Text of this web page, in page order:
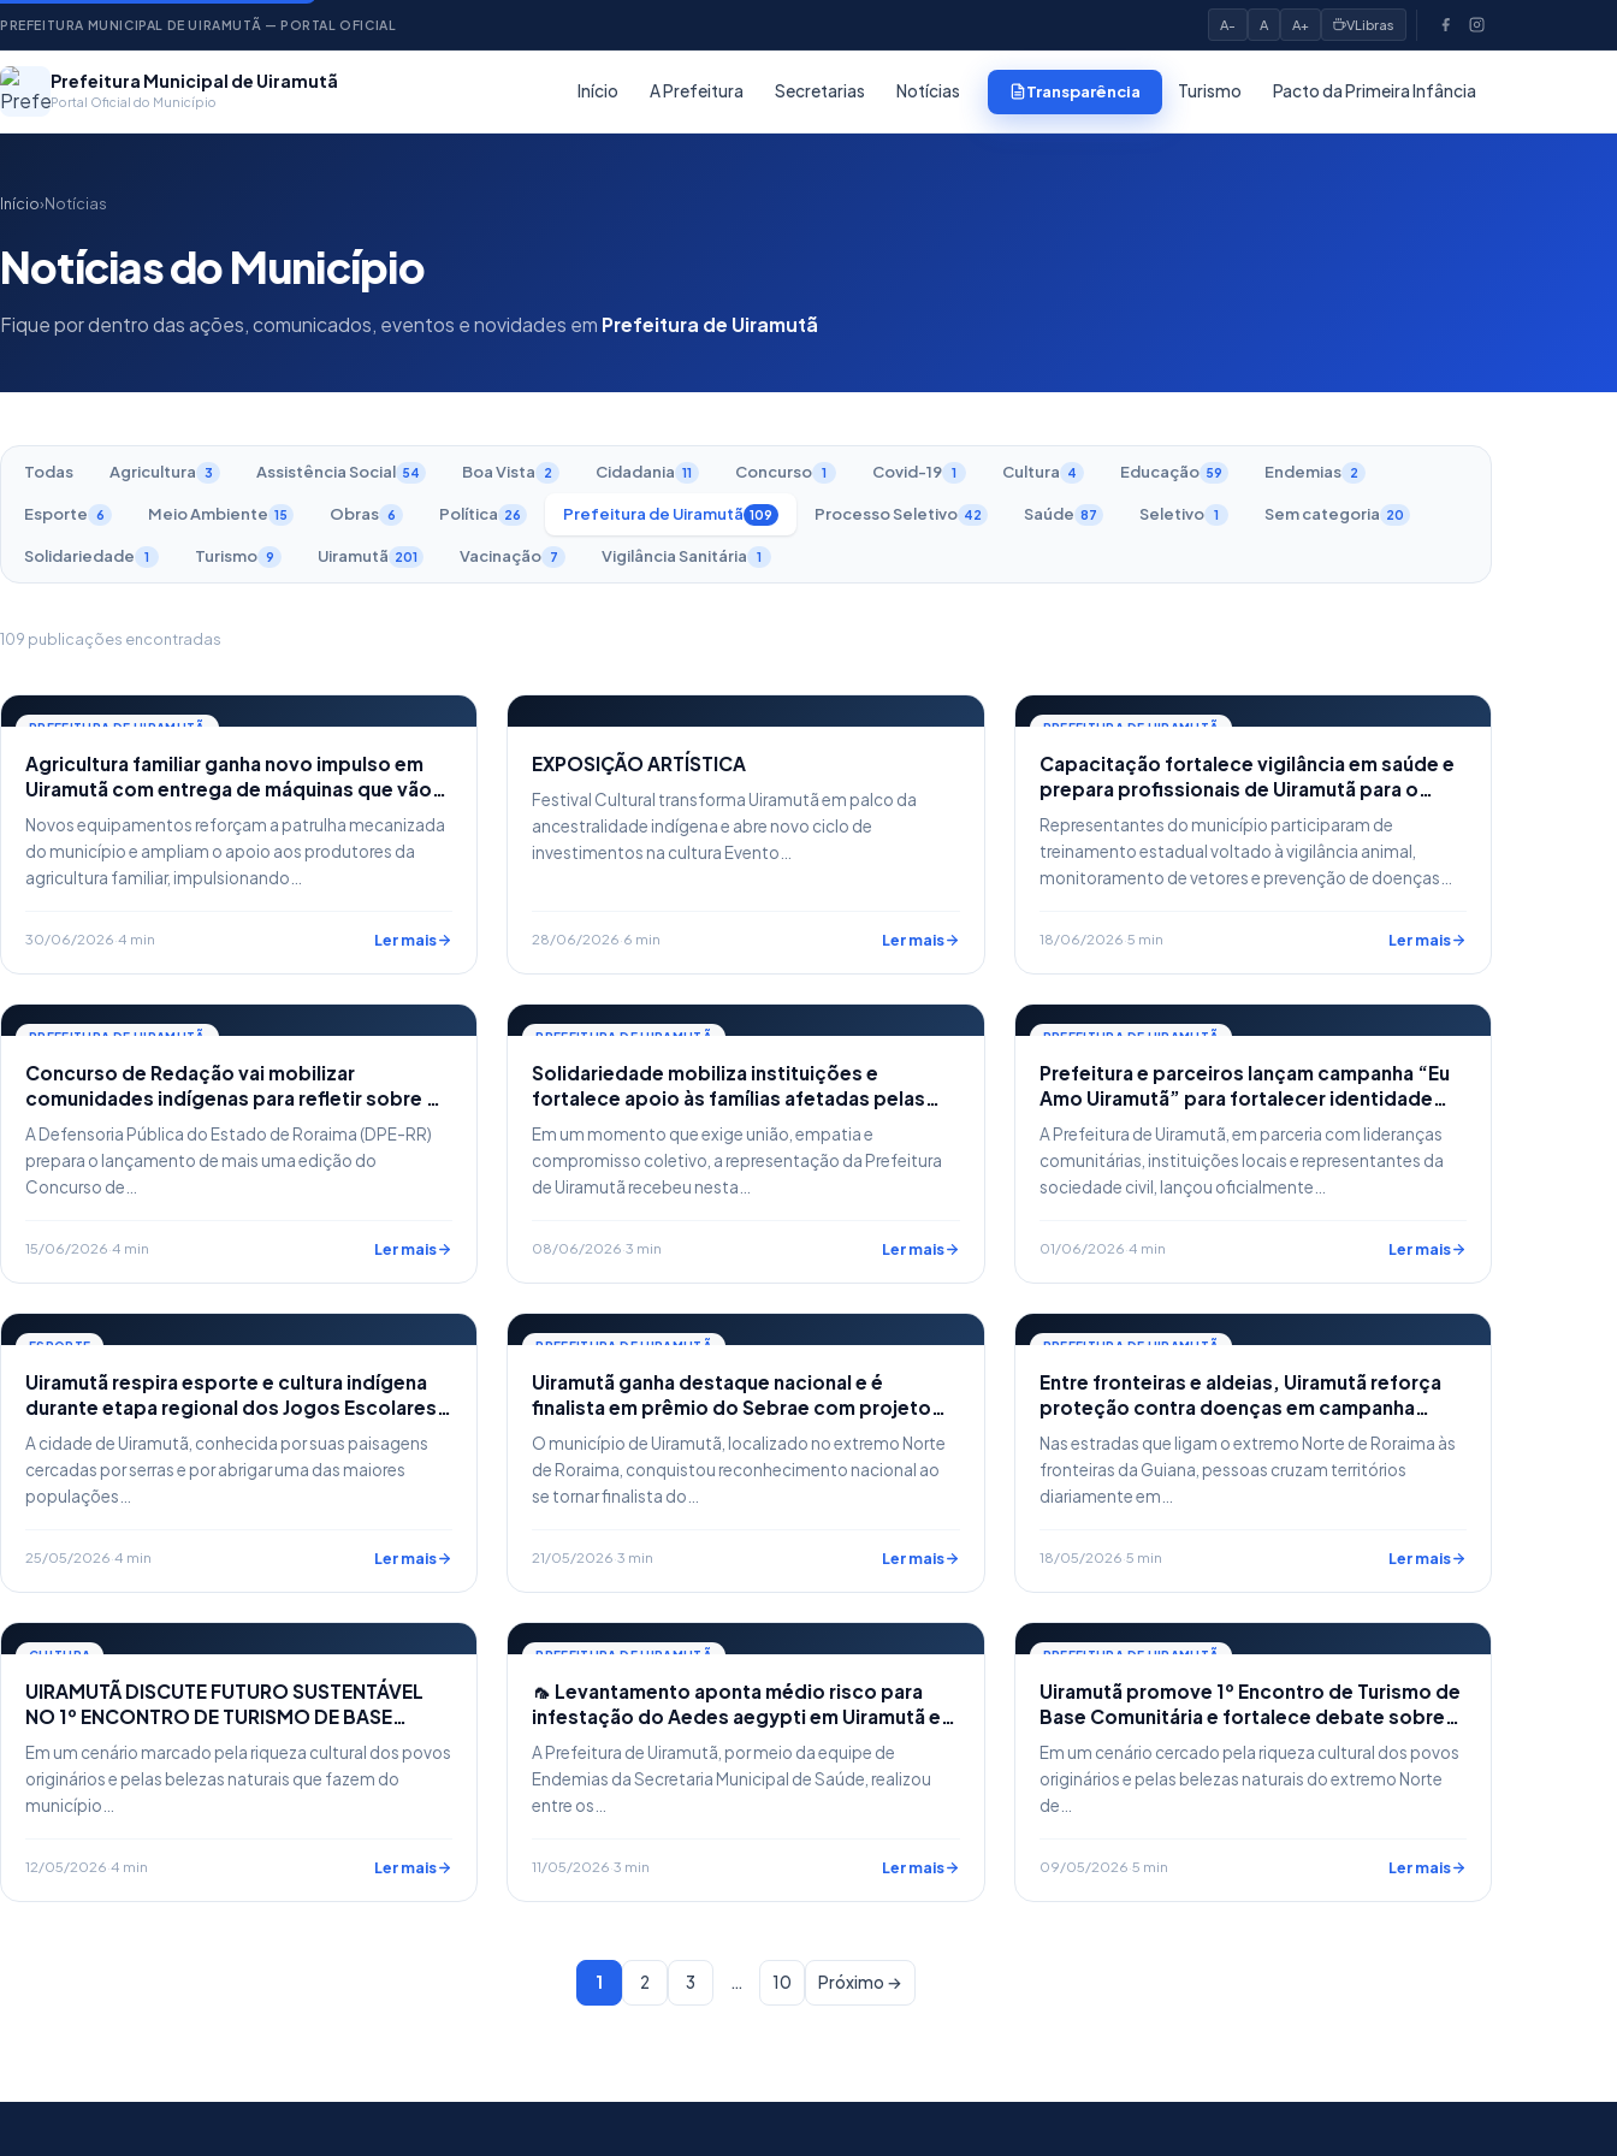
PREFEITURA MUNICIPAL DE UIRAMUTÃ — PORTAL OFICIAL A- A A+ VLibras
Prefeitura Municipal de Uiramutã
Portal Oficial do Município
Início A Prefeitura Secretarias Notícias Transparência Turismo Pacto da Primeira Infância
Início›Notícias
Notícias do Município
Fique por dentro das ações, comunicados, eventos e novidades em Prefeitura de Uiramutã
Todas Agricultura 3 Assistência Social 54 Boa Vista 2 Cidadania 11 Concurso 1 Covid-19 1 Cultura 4 Educação 59 Endemias 2
Esporte 6 Meio Ambiente 15 Obras 6 Política 26 Prefeitura de Uiramutã 109 Processo Seletivo 42 Saúde 87 Seletivo 1 Sem categoria 20
Solidariedade 1 Turismo 9 Uiramutã 201 Vacinação 7 Vigilância Sanitária 1
109 publicações encontradas
PREFEITURA DE UIRAMUTÃ
Agricultura familiar ganha novo impulso em
Uiramutã com entrega de máquinas que vão
fortalecer a produção rural
Novos equipamentos reforçam a patrulha mecanizada
do município e ampliam o apoio aos produtores da
agricultura familiar, impulsionando…
30/06/2026·4 min Ler mais
PREFEITURA DE UIRAMUTÃ
EXPOSIÇÃO ARTÍSTICA
Festival Cultural transforma Uiramutã em palco da
ancestralidade indígena e abre novo ciclo de
investimentos na cultura Evento…
28/06/2026·6 min Ler mais
PREFEITURA DE UIRAMUTÃ
Capacitação fortalece vigilância em saúde e
prepara profissionais de Uiramutã para o
enfrentamento de arboviroses e zoonoses
Representantes do município participaram de
treinamento estadual voltado à vigilância animal,
monitoramento de vetores e prevenção de doenças…
18/06/2026·5 min Ler mais
PREFEITURA DE UIRAMUTÃ
Concurso de Redação vai mobilizar
comunidades indígenas para refletir sobre os
direitos das mulheres
A Defensoria Pública do Estado de Roraima (DPE-RR)
prepara o lançamento de mais uma edição do
Concurso de…
15/06/2026·4 min Ler mais
PREFEITURA DE UIRAMUTÃ
Solidariedade mobiliza instituições e
fortalece apoio às famílias afetadas pelas
enchentes em Uiramutã
Em um momento que exige união, empatia e
compromisso coletivo, a representação da Prefeitura
de Uiramutã recebeu nesta…
08/06/2026·3 min Ler mais
PREFEITURA DE UIRAMUTÃ
Prefeitura e parceiros lançam campanha “Eu
Amo Uiramutã” para fortalecer identidade
cultural e orgulho local
A Prefeitura de Uiramutã, em parceria com lideranças
comunitárias, instituições locais e representantes da
sociedade civil, lançou oficialmente…
01/06/2026·4 min Ler mais
ESPORTE
Uiramutã respira esporte e cultura indígena
durante etapa regional dos Jogos Escolares
2026
A cidade de Uiramutã, conhecida por suas paisagens
cercadas por serras e por abrigar uma das maiores
populações…
25/05/2026·4 min Ler mais
PREFEITURA DE UIRAMUTÃ
Uiramutã ganha destaque nacional e é
finalista em prêmio do Sebrae com projeto
inovador da Sala do Empreendedor
O município de Uiramutã, localizado no extremo Norte
de Roraima, conquistou reconhecimento nacional ao
se tornar finalista do…
21/05/2026·3 min Ler mais
PREFEITURA DE UIRAMUTÃ
Entre fronteiras e aldeias, Uiramutã reforça
proteção contra doenças em campanha
internacional de vacinação
Nas estradas que ligam o extremo Norte de Roraima às
fronteiras da Guiana, pessoas cruzam territórios
diariamente em…
18/05/2026·5 min Ler mais
CULTURA
UIRAMUTÃ DISCUTE FUTURO SUSTENTÁVEL
NO 1º ENCONTRO DE TURISMO DE BASE
COMUNITÁRIA
Em um cenário marcado pela riqueza cultural dos povos
originários e pelas belezas naturais que fazem do
município…
12/05/2026·4 min Ler mais
PREFEITURA DE UIRAMUTÃ
🦟 Levantamento aponta médio risco para
infestação do Aedes aegypti em Uiramutã e
reforça alerta à população
A Prefeitura de Uiramutã, por meio da equipe de
Endemias da Secretaria Municipal de Saúde, realizou
entre os…
11/05/2026·3 min Ler mais
PREFEITURA DE UIRAMUTÃ
Uiramutã promove 1º Encontro de Turismo de
Base Comunitária e fortalece debate sobre
desenvolvimento sustentável em
comunidades indígenas
Em um cenário cercado pela riqueza cultural dos povos
originários e pelas belezas naturais do extremo Norte
de…
09/05/2026·5 min Ler mais
1 2 3 … 10 Próximo →